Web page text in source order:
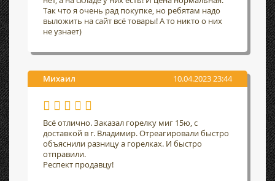
Так что я очень рад покупке, но ребятам надо
выложить на сайт всё товары! А то никто о них
не узнает)
Михаил 10.04.2023 23:44
Всё отлично. Заказал горелку миг 15ю, с
доставкой в г. Владимир. Отреагировали быстро
объяснили разницу а горелках. И быстро
отправили.
Респект продавцу!